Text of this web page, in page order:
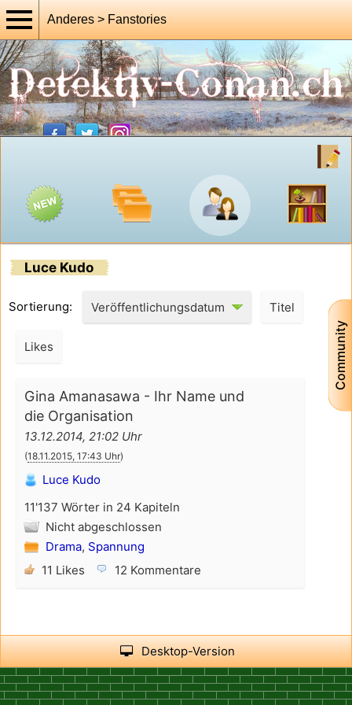
Anderes > Fanstories
Community
Luce Kudo
Sortierung: Veröffentlichungsdatum Titel
Likes
Gina Amanasawa - Ihr Name und
die Organisation
13.12.2014, 21:02 Uhr
(18.11.2015, 17:43 Uhr)
Luce Kudo
11'137 Wörter in 24 Kapiteln
Nicht abgeschlossen
Drama, Spannung
11 Likes
12 Kommentare
Desktop-Version